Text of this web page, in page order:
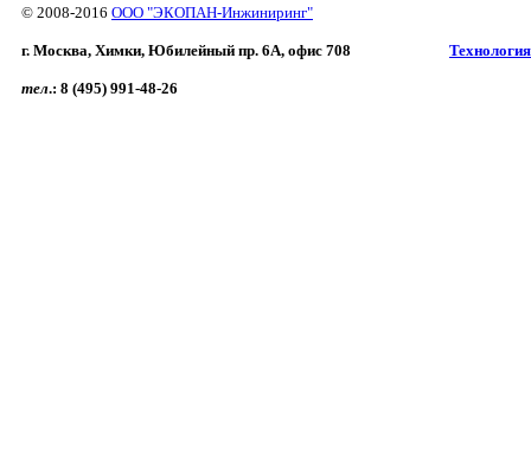
© 2008-2016 ООО "ЭКОПАН-Инжиниринг"
г. Москва, Химки, Юбилейный пр. 6A, офис 708
тел.: 8 (495) 991-48-26
Технология